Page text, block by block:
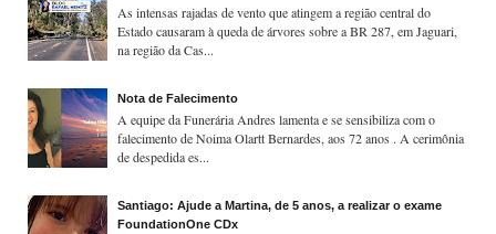
As intensas rajadas de vento que atingem a região central do
Estado causaram à queda de árvores sobre a BR 287, em Jaguari,
na região da Cas...
Nota de Falecimento
A equipe da Funerária Andres lamenta e se sensibiliza com o
falecimento de Noima Olartt Bernardes, aos 72 anos . A cerimônia
de despedida es...
Santiago: Ajude a Martina, de 5 anos, a realizar o exame
FoundationOne CDx